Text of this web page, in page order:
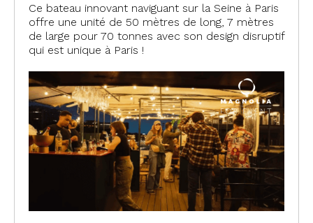
Ce bateau innovant naviguant sur la Seine à Paris
offre une unité de 50 mètres de long, 7 mètres
de large pour 70 tonnes avec son design disruptif
qui est unique à Paris !